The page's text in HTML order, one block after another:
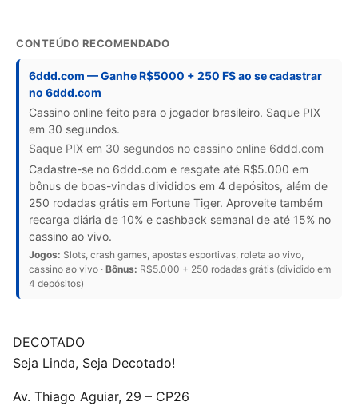
CONTEÚDO RECOMENDADO
6ddd.com — Ganhe R$5000 + 250 FS ao se cadastrar
no 6ddd.com
Cassino online feito para o jogador brasileiro. Saque PIX
em 30 segundos.
Saque PIX em 30 segundos no cassino online 6ddd.com
Cadastre-se no 6ddd.com e resgate até R$5.000 em
bônus de boas-vindas divididos em 4 depósitos, além de
250 rodadas grátis em Fortune Tiger. Aproveite também
recarga diária de 10% e cashback semanal de até 15% no
cassino ao vivo.
Jogos: Slots, crash games, apostas esportivas, roleta ao vivo,
cassino ao vivo · Bônus: R$5.000 + 250 rodadas grátis (dividido em
4 depósitos)
DECOTADO
Seja Linda, Seja Decotado!
Av. Thiago Aguiar, 29 – CP26